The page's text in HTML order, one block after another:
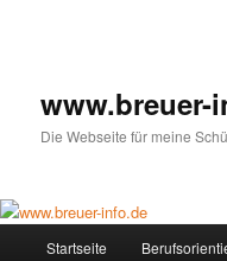
www.breuer-
Die Webseite für meine
Startseite